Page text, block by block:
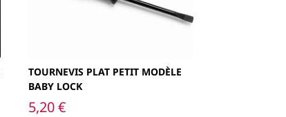
TOURNEVIS PLAT PETIT MODÈLE
BABY LOCK
5,20€